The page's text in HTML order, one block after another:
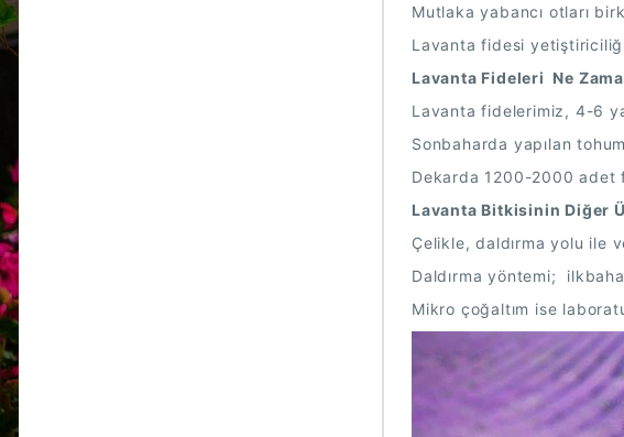
Mutlaka yabancı otları
Lavanta fidesi
Lavanta Fideleri  Ne
Lavanta fidelerimiz, 4-6
Sonbaharda yapılan
Dekarda 1200-2000 adet
Lavanta Bitkisinin Diğer
Çelikle, daldırma yolu ile
Daldırma yöntemi;
Mikro çoğaltım ise